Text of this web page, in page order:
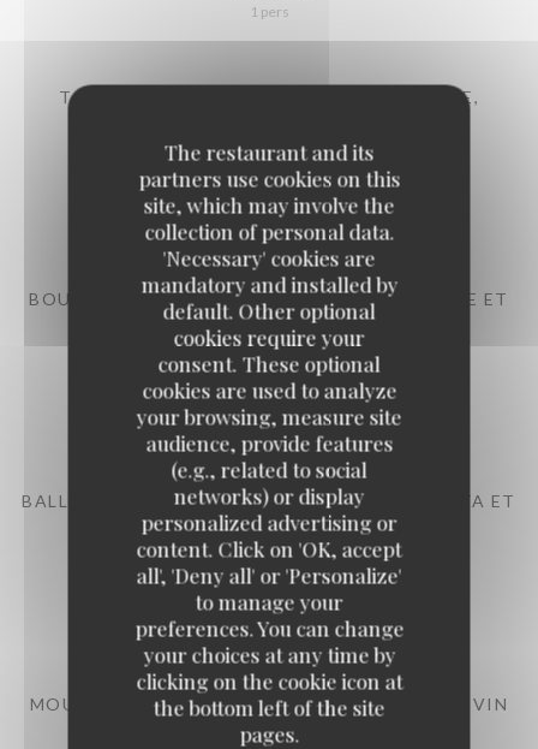
The restaurant and its
partners use cookies on this
site, which may involve the
collection of personal data.
'Necessary' cookies are
mandatory and installed by
default. Other optional
cookies require your
consent. These optional
cookies are used to analyze
your browsing, measure site
audience, provide features
(e.g., related to social
networks) or display
personalized advertising or
content. Click on 'OK, accept
all', 'Deny all' or 'Personalize'
to manage your
preferences. You can change
your choices at any time by
clicking on the cookie icon at
the bottom left of the site
pages.
1 pers
TARTARE DE BOEUF (MOULU) À L'ITALIENNE,
Italiaanse rundstartaar, sla en frietjes
24,00 EUR
1 pers
BOULETTES SAUCE TOMATE, FRITES OU PURÉE ET
SALADES
Ballekes in tomatensaus, frietjes of aardappelpuree en sla
23,00 EUR
1 pers
BALLOTTINE DE VOLAILLE FARCIE À LA RICOTTA ET
CHORIZO
Met ricotta en chorizo gevulde gevogelte ballotine
1 pers
MOULES DE ZEELANDE (MARINIÈRE, À L'AIL OU VIN